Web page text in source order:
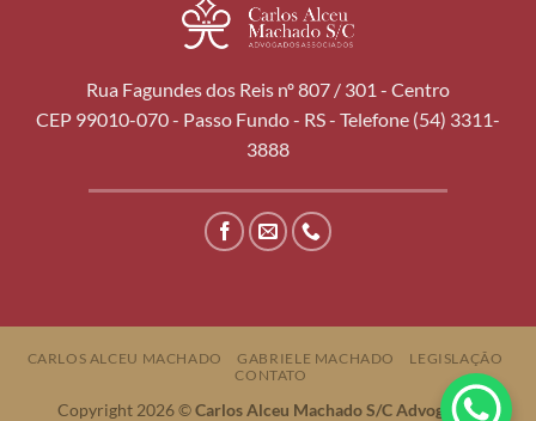
Rua Fagundes dos Reis nº 807 / 301 - Centro
CEP 99010-070 - Passo Fundo - RS - Telefone (54) 3311-
3888
CARLOS ALCEU MACHADO GABRIELE MACHADO
LEGISLAÇÃO
CONTATO
Copyright 2026 ©Carlos Alceu Machado S/C Advogados